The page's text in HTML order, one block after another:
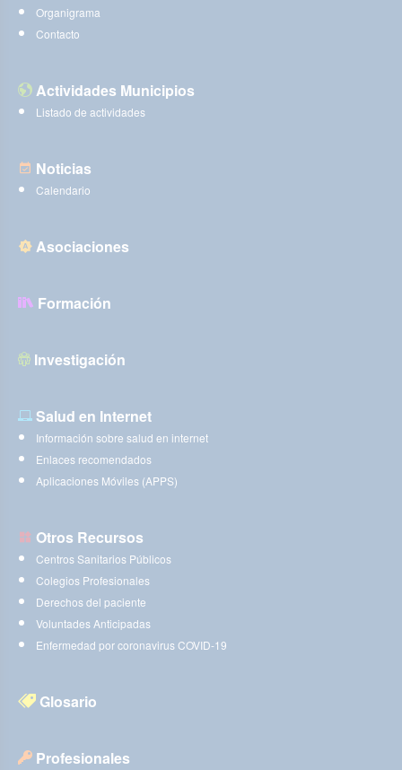
Organigrama
Contacto
Actividades Municipios
Listado de actividades
Noticias
Calendario
Asociaciones
Formación
Investigación
Salud en Internet
Información sobre salud en internet
Enlaces recomendados
Aplicaciones Móviles (APPS)
Otros Recursos
Centros Sanitarios Públicos
Colegios Profesionales
Derechos del paciente
Voluntades Anticipadas
Enfermedad por coronavirus COVID-19
Glosario
Profesionales